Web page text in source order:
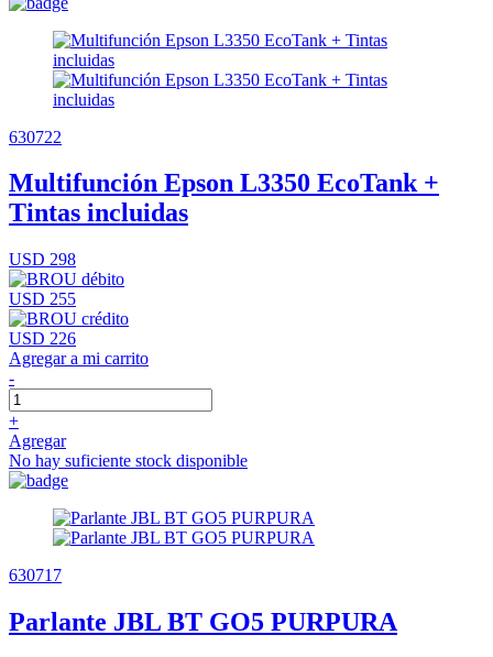
630722
Multifunción Epson L3350 EcoTank +
Tintas incluidas
USD 298
USD 255
USD 226
Agregar a mi carrito
-
+
Agregar
No hay suficiente stock disponible
630717
Parlante JBL BT GO5 PURPURA